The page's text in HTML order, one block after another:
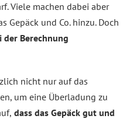
Viele machen dabei aber
Gepäck und Co. hinzu. Doch
der Berechnung
nicht nur auf das
um eine Überladung zu
dass das Gepäck gut und